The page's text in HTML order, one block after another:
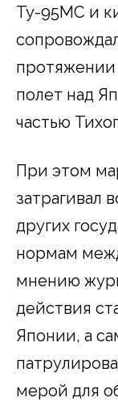
Ту-95МС и
протяжении
полет над
частью
При этом
затрагивал
других
нормам
мнению
действия
Японии, а
мерой для